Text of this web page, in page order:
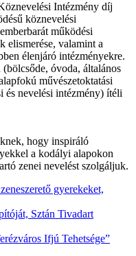
Intézmény díj
köznevelési
működési
elismerése, valamint a
élenjáró intézményekre.
óvoda, általános
művészetoktatási
és nevelési intézmény) ítéli
hogy inspiráló
a kodályi alapokon
zenei nevelést szolgáljuk.
gyerekeket,
Sztán Tivadart
Ifjú Tehetsége”